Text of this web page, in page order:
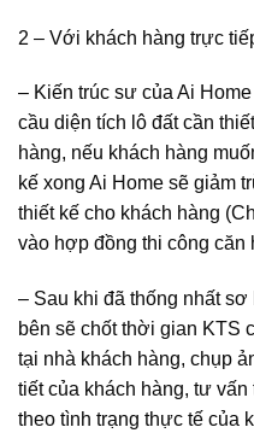
2 – Với khách hàng trực
– Kiến trúc sư của Ai
cầu diện tích lô đất cần
hàng, nếu khách hàng
kế xong Ai Home sẽ giảm
thiết kế cho khách hàng
vào hợp đồng thi công căn
– Sau khi đã thống nhất
bên sẽ chốt thời gian KTS
tại nhà khách hàng, chụp
tiết của khách hàng, tư
theo tình trạng thực tế của